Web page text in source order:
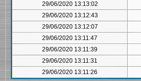
29/06/2020 13:13:02
29/06/2020 13:12:43
29/06/2020 13:12:07
29/06/2020 13:11:47
29/06/2020 13:11:39
29/06/2020 13:11:31
29/06/2020 13:11:26